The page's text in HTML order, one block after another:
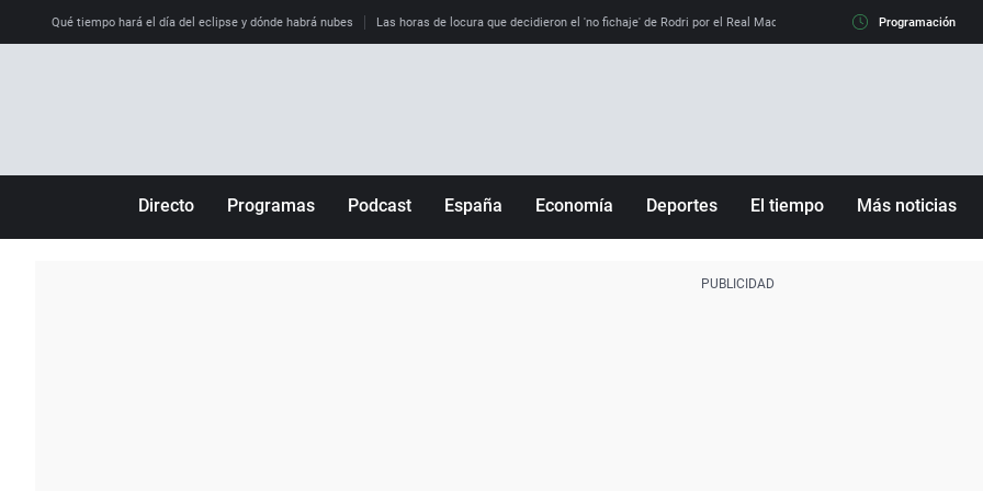
Qué tiempo hará el día del eclipse y dónde habrá nubes Las horas de locura que decidieron el 'no fichaje' de Rodri por el Real Madrid y su 'sí' al Barça La llamada
Programación
Directo Programas Podcast España Economía Deportes El tiempo Más noticias